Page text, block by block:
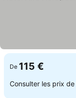
De 115 €
Consulter les prix de